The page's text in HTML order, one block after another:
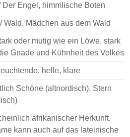
Der Engel, himmlische Boten
Wald, Mädchen aus dem Wald
oder mutig wie ein Löwe, stark
Gnade und Kühnheit des Volkes
helle, klare
Schöne (altnordisch), Stern
afrikanischer Herkunft.
kann auch auf das lateinische